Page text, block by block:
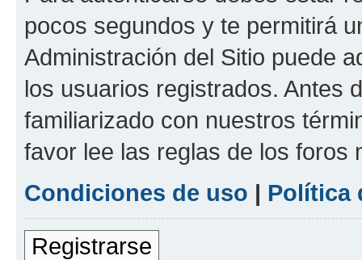
pocos segundos y te permitirá
Administración del Sitio puede
los usuarios registrados. Antes
familiarizado con nuestros
favor lee las reglas de los foros
Condiciones de uso | Política
Registrarse